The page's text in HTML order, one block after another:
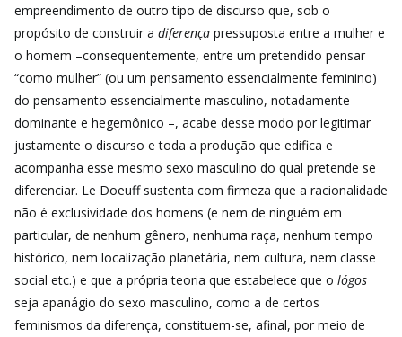
empreendimento de outro tipo de discurso que, sob o
propósito de construir a diferença pressuposta entre a mulher e
o homem –consequentemente, entre um pretendido pensar
“como mulher” (ou um pensamento essencialmente feminino)
do pensamento essencialmente masculino, notadamente
dominante e hegemônico –, acabe desse modo por legitimar
justamente o discurso e toda a produção que edifica e
acompanha esse mesmo sexo masculino do qual pretende se
diferenciar. Le Doeuff sustenta com firmeza que a racionalidade
não é exclusividade dos homens (e nem de ninguém em
particular, de nenhum gênero, nenhuma raça, nenhum tempo
histórico, nem localização planetária, nem cultura, nem classe
social etc.) e que a própria teoria que estabelece que o lógos
seja apanágio do sexo masculino, como a de certos
feminismos da diferença, constituem-se, afinal, por meio de